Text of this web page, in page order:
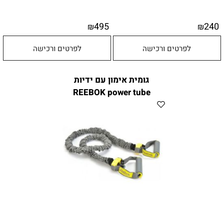
₪240
לפרטים ורכישה
₪495
לפרטים ורכישה
גומית אימון עם ידיות
REEBOK power tube